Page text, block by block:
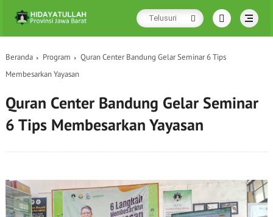
Beranda Program
Quran Center Bandung Gelar Seminar 6 Tips
Membesarkan Yayasan
Quran Center Bandung Gelar Seminar
6 Tips Membesarkan Yayasan